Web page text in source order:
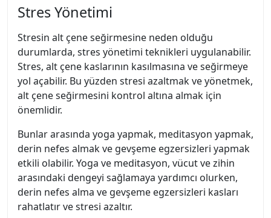
Stres Yönetimi
Stresin alt çene seğirmesine neden olduğu
durumlarda, stres yönetimi teknikleri uygulanabilir.
Stres, alt çene kaslarının kasılmasına ve seğirmeye
yol açabilir. Bu yüzden stresi azaltmak ve yönetmek,
alt çene seğirmesini kontrol altına almak için
önemlidir.
Bunlar arasında yoga yapmak, meditasyon yapmak,
derin nefes almak ve gevşeme egzersizleri yapmak
etkili olabilir. Yoga ve meditasyon, vücut ve zihin
arasındaki dengeyi sağlamaya yardımcı olurken,
derin nefes alma ve gevşeme egzersizleri kasları
rahatlatır ve stresi azaltır.